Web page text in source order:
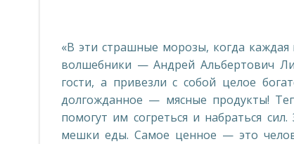
«В эти страшные морозы, когда
волшебники — Андрей Альбертович
гости, а привезли с собой целое
долгожданное — мясные продукты!
помогут им согреться и набраться
мешки еды. Самое ценное — это